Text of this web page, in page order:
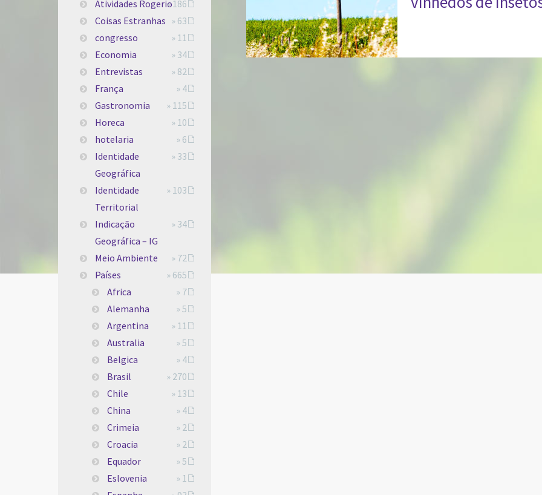
Atividades Rogerio» 186
Coisas Estranhas » 63
congresso
» 11
Economia
» 34
Entrevistas
» 82
França
» 4
Gastronomia
» 115
Horeca
» 10
hotelaria
» 6
Identidade
Geográfica
» 33
Identidade
Territorial
» 103
Indicação
Geográfica – IG
» 34
Meio Ambiente
» 72
Países
» 665
Africa
» 7
Alemanha
» 5
Argentina
» 11
Australia
» 5
Belgica
» 4
Brasil
» 270
Chile
» 13
China
» 4
Crimeia
» 2
Croacia
» 2
Equador
» 5
Eslovenia
» 1